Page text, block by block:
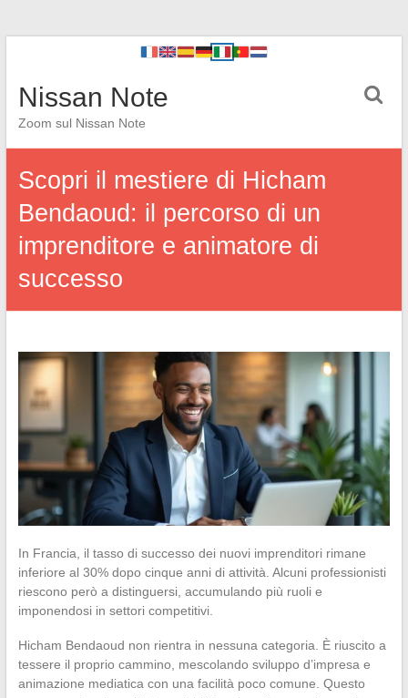
Nissan Note
Zoom sul Nissan Note
Scopri il mestiere di Hicham
Bendaoud: il percorso di un
imprenditore e animatore di
successo
In Francia, il tasso di successo dei nuovi imprenditori rimane
inferiore al 30% dopo cinque anni di attività. Alcuni professionisti
riescono però a distinguersi, accumulando più ruoli e
imponendosi in settori competitivi.
Hicham Bendaoud non rientra in nessuna categoria. È riuscito a
tessere il proprio cammino, mescolando sviluppo d’impresa e
animazione mediatica con una facilità poco comune. Questo